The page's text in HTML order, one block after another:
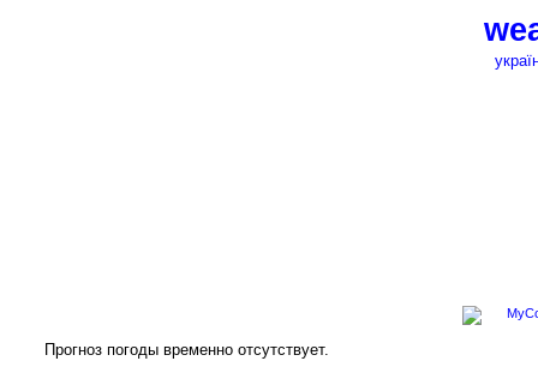
Прогноз погоды временно отсутствует.